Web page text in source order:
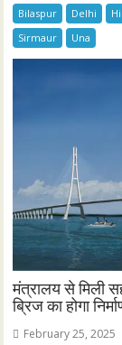
Bilaspur Delhi
Sirmaur
Una
मंत्रालय से मिली
ब्रिज का होगा
February 25, 2025